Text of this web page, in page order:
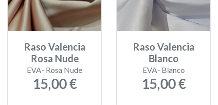
Raso Valencia
Rosa Nude
EVA- Rosa Nude
15,00 €
Raso Valencia
Blanco
EVA- Blanco
15,00 €